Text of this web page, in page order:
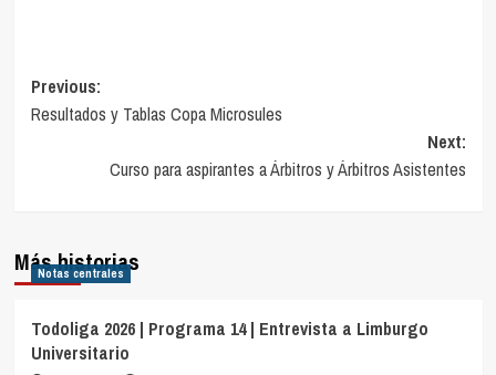
Navegación
de
entradas
Previous:
Resultados y Tablas Copa Microsules
Next:
Curso para aspirantes a Árbitros y Árbitros Asistentes
Más historias
Notas centrales
Todoliga 2026 | Programa 14 | Entrevista a Limburgo
Universitario